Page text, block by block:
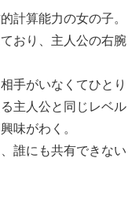
計算能力の女の子。
おり、主人公の右腕
手がいなくてひとり
主人公と同じレベル
味がわく。
誰にも共有できない